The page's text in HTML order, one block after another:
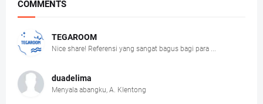
COMMENTS
TEGAROOM
Nice share! Referensi yang sangat bagus bagi para ...
duadelima
Menyala abangku, A. Klentong